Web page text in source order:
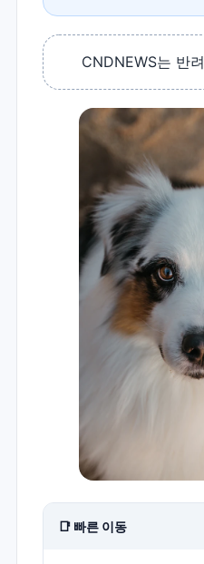
CNDNEWS는 반
📑 빠른 이동